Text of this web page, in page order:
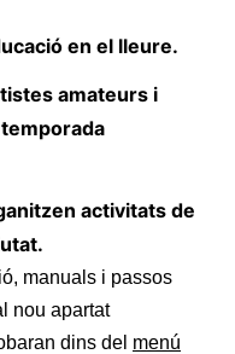
en el lleure.
amateurs i
activitats de
manuals i passos
nou apartat
dins del menú